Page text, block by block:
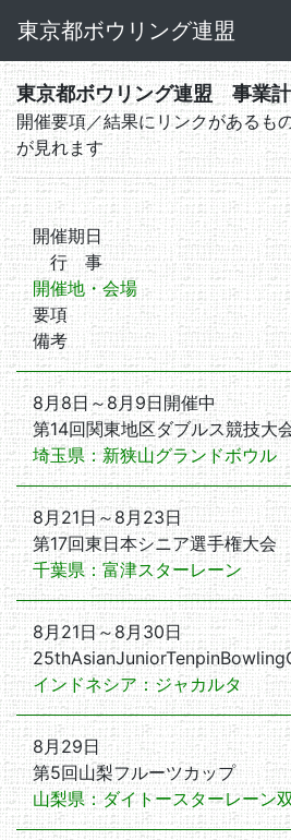
東京都ボウリング連盟
東京都ボウリング連盟 事業
開催要項／結果にリンクがあるも
が見れます
開催期日
行 事
開催地・会場
要項
備考
8月8日～8月9日開催中
第14回関東地区ダブルス競技大
埼玉県：新狭山グランドボウル
8月21日～8月23日
第17回東日本シニア選手権大会
千葉県：富津スターレーン
8月21日～8月30日
インドネシア：ジャカルタ
8月29日
第5回山梨フルーツカップ
山梨県：ダイトースターレーン